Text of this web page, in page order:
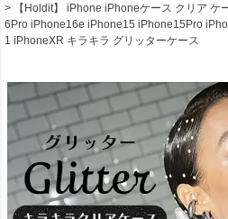
【Holdit】 iPhone iPhoneケース クリア
6Pro iPhone16e iPhone15 iPhone15Pro
1 iPhoneXR キラキラ グリッターケース